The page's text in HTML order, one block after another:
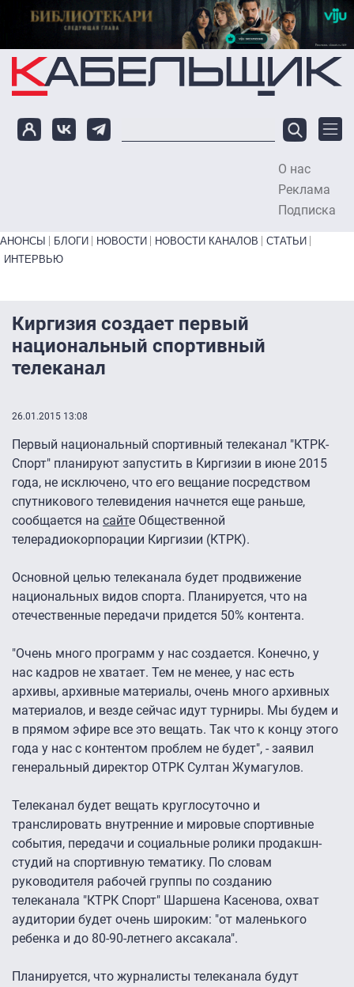
Перейти к основному содержанию
О нас
Реклама
Подписка
Primary links bottom
АНОНСЫ БЛОГИ НОВОСТИ НОВОСТИ КАНАЛОВ
СТАТЬИ
ИНТЕРВЬЮ
Киргизия создает первый
национальный спортивный
телеканал
26.01.2015 13:08
Первый национальный спортивный телеканал "КТРК-
Спорт" планируют запустить в Киргизии в июне 2015
года, не исключено, что его вещание посредством
спутникового телевидения начнется еще раньше,
сообщается на сайте Общественной
телерадиокорпорации Киргизии (КТРК).
Основной целью телеканала будет продвижение
национальных видов спорта. Планируется, что на
отечественные передачи придется 50% контента.
"Очень много программ у нас создается. Конечно, у
нас кадров не хватает. Тем не менее, у нас есть
архивы, архивные материалы, очень много архивных
материалов, и везде сейчас идут турниры. Мы будем и
в прямом эфире все это вещать. Так что к концу этого
года у нас с контентом проблем не будет", - заявил
генеральный директор ОТРК Султан Жумагулов.
Телеканал будет вещать круглосуточно и
транслировать внутренние и мировые спортивные
события, передачи и социальные ролики продакшн-
студий на спортивную тематику. По словам
руководителя рабочей группы по созданию
телеканала "КТРК Спорт" Шаршена Касенова, охват
аудитории будет очень широким: "от маленького
ребенка и до 80-90-летнего аксакала".
Планируется, что журналисты телеканала будут